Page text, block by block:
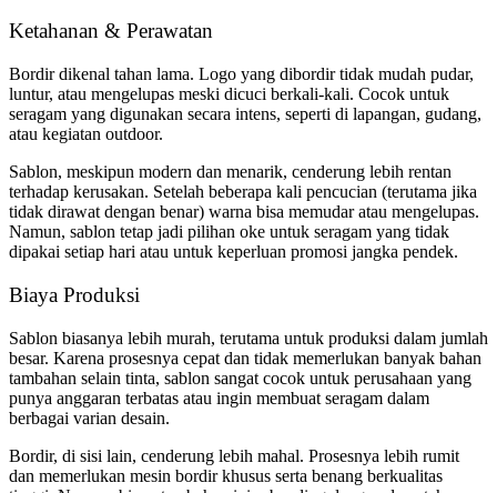
Ketahanan & Perawatan
Bordir dikenal tahan lama. Logo yang dibordir tidak mudah pudar,
luntur, atau mengelupas meski dicuci berkali-kali. Cocok untuk
seragam yang digunakan secara intens, seperti di lapangan, gudang,
atau kegiatan outdoor.
Sablon, meskipun modern dan menarik, cenderung lebih rentan
terhadap kerusakan. Setelah beberapa kali pencucian (terutama jika
tidak dirawat dengan benar) warna bisa memudar atau mengelupas.
Namun, sablon tetap jadi pilihan oke untuk seragam yang tidak
dipakai setiap hari atau untuk keperluan promosi jangka pendek.
Biaya Produksi
Sablon biasanya lebih murah, terutama untuk produksi dalam jumlah
besar. Karena prosesnya cepat dan tidak memerlukan banyak bahan
tambahan selain tinta, sablon sangat cocok untuk perusahaan yang
punya anggaran terbatas atau ingin membuat seragam dalam
berbagai varian desain.
Bordir, di sisi lain, cenderung lebih mahal. Prosesnya lebih rumit
dan memerlukan mesin bordir khusus serta benang berkualitas